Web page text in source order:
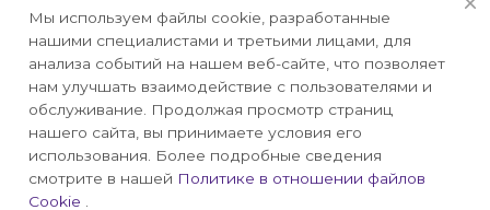
Заказать звонок
info@conversite.ru
г. Красноярск, ул. Ладо Кецховели 22а, офис 8-28/1
Мы используем файлы cookie, разработанные
нашими специалистами и третьими лицами, для
анализа событий на нашем веб-сайте, что позволяет
нам улучшать взаимодействие с пользователями и
обслуживание. Продолжая просмотр страниц
нашего сайта, вы принимаете условия его
использования. Более подробные сведения
смотрите в нашей Политике в отношении файлов
Cookie